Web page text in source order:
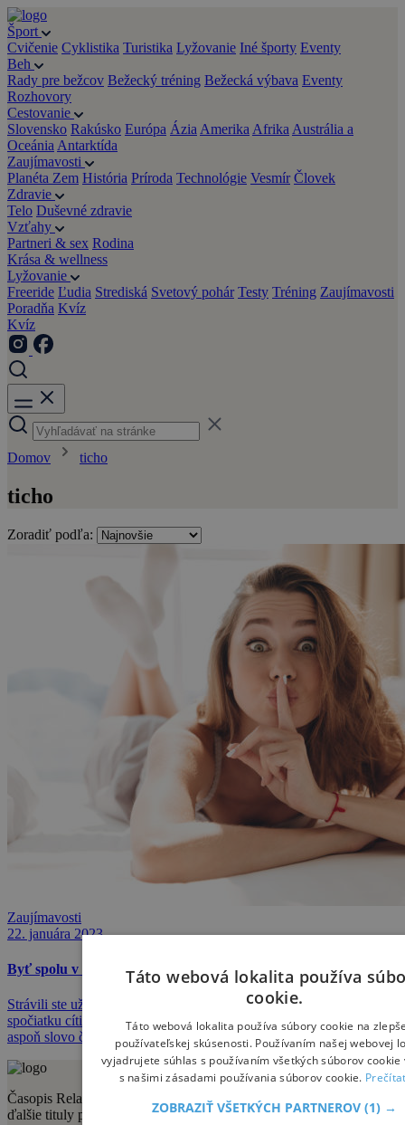
Šport
Cvičenie Cyklistika Turistika Lyžovanie Iné športy Eventy
Beh
Rady pre bežcov Bežecký tréning Bežecká výbava Eventy
Rozhovory
Cestovanie
Slovensko Rakúsko Európa Ázia Amerika Afrika Austrália a
Oceánia Antarktída
Zaujímavosti
Planéta Zem História Príroda Technológie Vesmír Človek
Zdravie
Telo Duševné zdravie
Vzťahy
Partneri & sex Rodina
Krása & wellness
Lyžovanie
Freeride Ľudia Strediská Svetový pohár Testy Tréning Zaujímavosti
Poradňa Kvíz
Kvíz
Domov ticho
ticho
Zoradiť podľa:
Zaujímavosti
22. januára 2023
Byť spolu v tichosti: áno alebo nie?
Strávili ste už vedľa niekoho dlhší čas v úplnom tichu? Možno ste
spočiatku cítili nepohodlie, kým ste sa zbavili potreby prehodiť
aspoň slovo či dve a zavalila vás vlna pokojnej introspekcie.
Časopis Relax vydáva vydavateľstvo Sportmedia s.r.o. Medzi jeho
ďalšie tituly patria aj:
Táto webová lokalita používa
cookie.
Táto webová lokalita používa súbory cookie na
používateľskej skúsenosti. Používaním našej webovej
vyjadrujete súhlas s používaním všetkých súborov cookie
s našimi zásadami používania súborov cookie.
ZOBRAZIŤ VŠETKÝCH PARTNEROV(1) →